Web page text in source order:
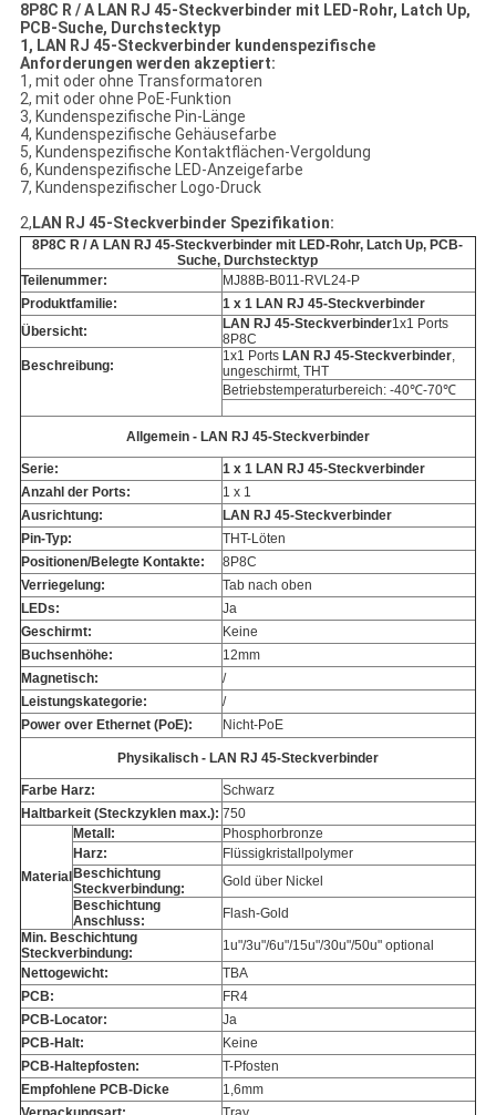
8P8C R / A LAN RJ 45-Steckverbinder mit LED-Rohr, Latch Up,
PCB-Suche, Durchstecktyp
1, LAN RJ 45-Steckverbinder kundenspezifische
Anforderungen werden akzeptiert:
1, mit oder ohne Transformatoren
2, mit oder ohne PoE-Funktion
3, Kundenspezifische Pin-Länge
4, Kundenspezifische Gehäusefarbe
5, Kundenspezifische Kontaktflächen-Vergoldung
6, Kundenspezifische LED-Anzeigefarbe
7, Kundenspezifischer Logo-Druck
2, LAN RJ 45-Steckverbinder Spezifikation:
8P8C R / A LAN RJ 45-Steckverbinder mit LED-Rohr, Latch Up, PCB-
Suche, Durchstecktyp
Teilenummer:
MJ88B-B011-RVL24-P
Produktfamilie:
1 x 1 LAN RJ 45-Steckverbinder
Übersicht:
LAN RJ 45-Steckverbinder1x1 Ports
8P8C
Beschreibung:
1x1 Ports LAN RJ 45-Steckverbinder,
ungeschirmt, THT
Betriebstemperaturbereich: -40℃-70℃
Allgemein - LAN RJ 45-Steckverbinder
Serie:
1 x 1 LAN RJ 45-Steckverbinder
Anzahl der Ports:
1 x 1
Ausrichtung:
LAN RJ 45-Steckverbinder
Pin-Typ:
THT-Löten
Positionen/Belegte Kontakte:
8P8C
Verriegelung:
Tab nach oben
LEDs:
Ja
Geschirmt:
Keine
Buchsenhöhe:
12mm
Magnetisch:
/
Leistungskategorie:
/
Power over Ethernet (PoE):
Nicht-PoE
Physikalisch - LAN RJ 45-Steckverbinder
Farbe Harz:
Schwarz
Haltbarkeit (Steckzyklen max.): 750
Material
Metall:
Phosphorbronze
Harz:
Flüssigkristallpolymer
Beschichtung
Steckverbindung:
Gold über Nickel
Beschichtung
Anschluss:
Flash-Gold
Min. Beschichtung
Steckverbindung:
1u"/3u"/6u"/15u"/30u"/50u" optional
Nettogewicht:
TBA
PCB:
FR4
PCB-Locator:
Ja
PCB-Halt:
Keine
PCB-Haltepfosten:
T-Pfosten
Empfohlene PCB-Dicke
1,6mm